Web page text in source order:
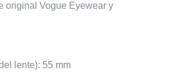
original Vogue Eyewear y
lente): 55 mm